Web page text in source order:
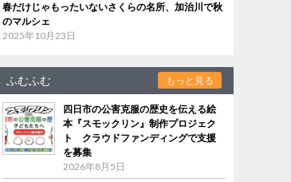
春だけじゃもったいないさくらの名所、加治川で秋
のマルシェ
2025年10月23日
ふむふむ もっと見る
四日市の公害克服の歴史を伝える絵
本『スモックリン』制作プロジェク
ト クラウドファンディングで支援
を募集
2026年8月5日